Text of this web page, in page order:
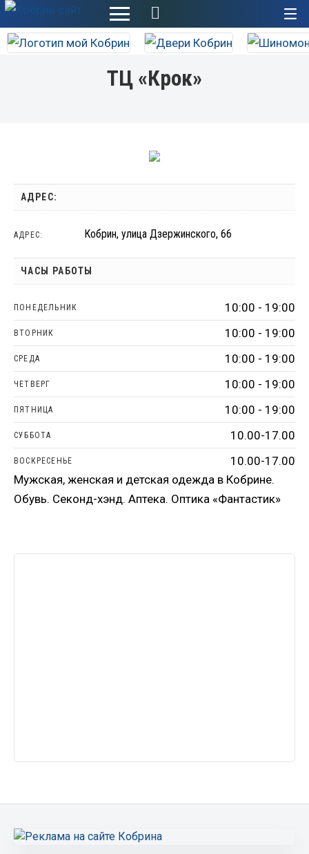
ТЦ «Крок»
АДРЕС:
АДРЕС: Кобрин, улица Дзержинского, 66
ЧАСЫ РАБОТЫ
ПОНЕДЕЛЬНИК 10:00 - 19:00
ВТОРНИК 10:00 - 19:00
СРЕДА 10:00 - 19:00
ЧЕТВЕРГ 10:00 - 19:00
ПЯТНИЦА 10:00 - 19:00
СУББОТА 10.00-17.00
ВОСКРЕСЕНЬЕ
10.00-17.00
Мужская, женская и детская одежда в Кобрине.
Обувь. Секонд-хэнд. Аптека. Оптика «Фантастик»